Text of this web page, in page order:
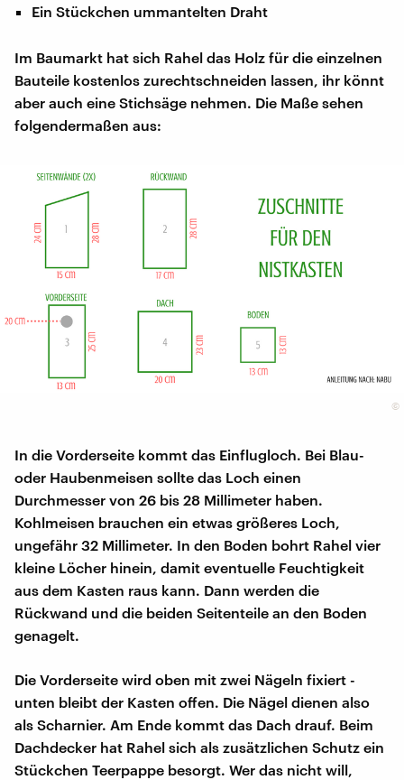
Ein Stückchen ummantelten Draht
Im Baumarkt hat sich Rahel das Holz für die einzelnen
Bauteile kostenlos zurechtschneiden lassen, ihr könnt
aber auch eine Stichsäge nehmen. Die Maße sehen
folgendermaßen aus:
©
In die Vorderseite kommt das Einflugloch. Bei Blau-
oder Haubenmeisen sollte das Loch einen
Durchmesser von 26 bis 28 Millimeter haben.
Kohlmeisen brauchen ein etwas größeres Loch,
ungefähr 32 Millimeter. In den Boden bohrt Rahel vier
kleine Löcher hinein, damit eventuelle Feuchtigkeit
aus dem Kasten raus kann. Dann werden die
Rückwand und die beiden Seitenteile an den Boden
genagelt.
Die Vorderseite wird oben mit zwei Nägeln fixiert -
unten bleibt der Kasten offen. Die Nägel dienen also
als Scharnier. Am Ende kommt das Dach drauf. Beim
Dachdecker hat Rahel sich als zusätzlichen Schutz ein
Stückchen Teerpappe besorgt. Wer das nicht will,